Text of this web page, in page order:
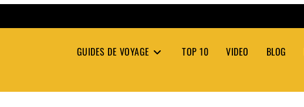
GUIDES DE VOYAGE TOP 10 VIDEO BLOG